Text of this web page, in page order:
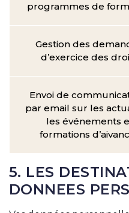
programmes de
Gestion des
d’exercice des
Envoi de
par email sur les
les événements
formations
5. LES
DONNEES